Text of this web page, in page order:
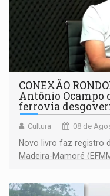
CONEXÃO
Antônio Ocampo
ferrovia
Cultura 08 de
Novo livro faz registro
Madeira-Mamoré